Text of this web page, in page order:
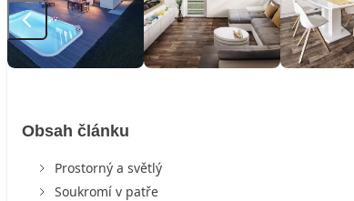
Obsah článku
Prostorný a světlý
Soukromí v patře